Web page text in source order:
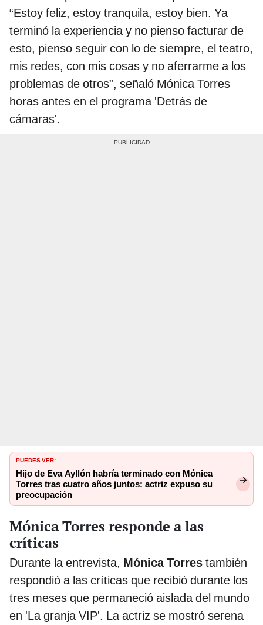
“Estoy feliz, estoy tranquila, estoy bien. Ya
terminó la experiencia y no pienso facturar de
esto, pienso seguir con lo de siempre, el teatro,
mis redes, con mis cosas y no aferrarme a los
problemas de otros”, señaló Mónica Torres
horas antes en el programa 'Detrás de
cámaras'.
PUEDES VER:
Hijo de Eva Ayllón habría terminado con Mónica
Torres tras cuatro años juntos: actriz expuso su
preocupación
Mónica Torres responde a las
críticas
Durante la entrevista, Mónica Torres también
respondió a las críticas que recibió durante los
tres meses que permaneció aislada del mundo
en 'La granja VIP'. La actriz se mostró serena